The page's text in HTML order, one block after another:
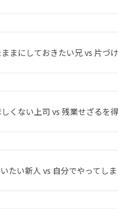
まにしておきたい兄 vs 片づ
くない上司 vs 残業せざるを
たい新人 vs 自分でやってし